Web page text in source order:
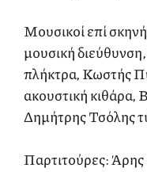
Μουσικοί επί
μουσική
πλήκτρα, Κωστής
ακουστική
Δημήτρης Τσόλης
Παρτιτούρες: